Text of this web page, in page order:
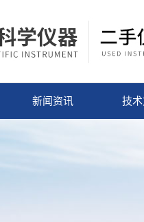
新闻资讯 技